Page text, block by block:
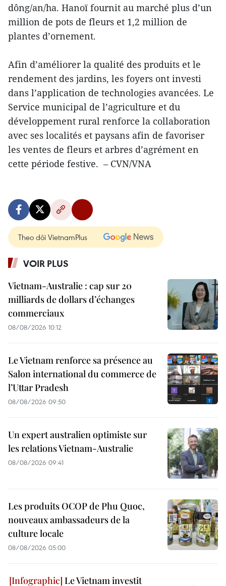
dông/an/ha. Hanoï fournit au marché plus d’un
million de pots de fleurs et 1,2 million de
plantes d’ornement.
Afin d’améliorer la qualité des produits et le
rendement des jardins, les foyers ont investi
dans l’application de technologies avancées. Le
Service municipal de l’agriculture et du
développement rural renforce la collaboration
avec ses localités et paysans afin de favoriser
les ventes de fleurs et arbres d’agrément en
cette période festive. – CVN/VNA
Theo dõi VietnamPlus
VOIR PLUS
Vietnam-Australie : cap sur 20
milliards de dollars d’échanges
commerciaux
08/08/2026 10:12
Le Vietnam renforce sa présence au
Salon international du commerce de
l’Uttar Pradesh
08/08/2026 09:50
Un expert australien optimiste sur
les relations Vietnam-Australie
08/08/2026 09:41
Les produits OCOP de Phu Quoc,
nouveaux ambassadeurs de la
culture locale
08/08/2026 05:00
Le Vietnam investit